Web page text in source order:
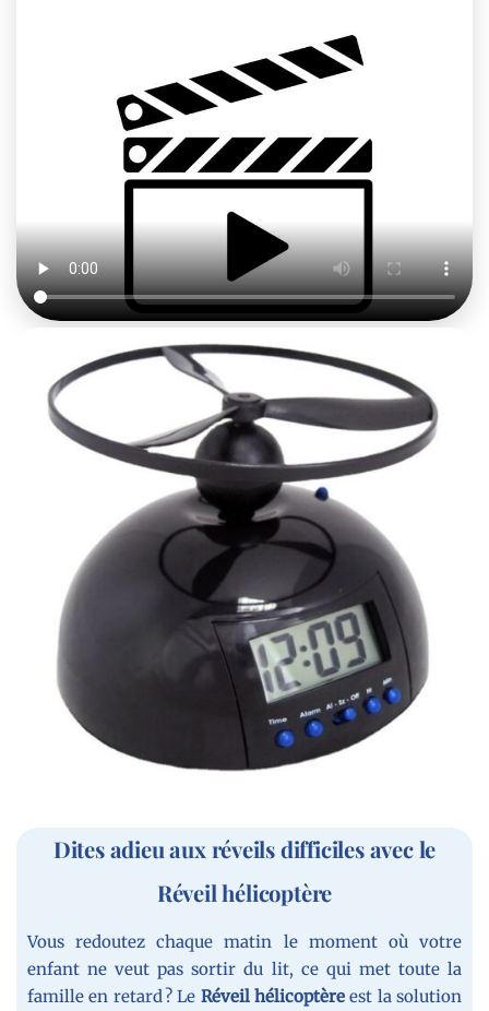
Dites adieu aux réveils difficiles avec le
Réveil hélicoptère
Vous redoutez chaque matin le moment où votre
enfant ne veut pas sortir du lit, ce qui met toute la
famille en retard ? Le Réveil hélicoptèreest la solution